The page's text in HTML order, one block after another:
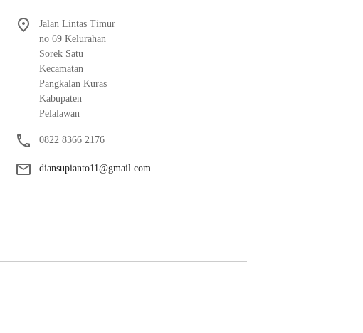
Jalan Lintas Timur
no 69 Kelurahan
Sorek Satu
Kecamatan
Pangkalan Kuras
Kabupaten
Pelalawan
0822 8366 2176
diansupianto11@gmail.com